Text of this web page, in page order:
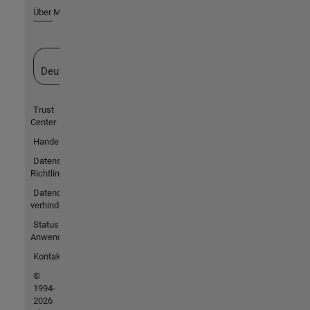
Über MathWorks
Deutschland
Trust
Center
Handelsmarken
Datenschutz-
Richtlinien
Datendiebstahl
verhindern
Status von
Anwendungen
Kontakt
©
1994-
2026